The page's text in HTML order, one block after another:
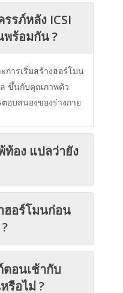
รภ์หลัง ICSI
ร้อมกัน ?
การเริ่มสร้างฮอร์โมน
ล ขึ้นกับคุณภาพตัว
อบสนองของร่างกาย
ท้อง แปลว่ายัง
ฮอร์โมนก่อน
ตอนเช้ากับ
รือไม่ ?